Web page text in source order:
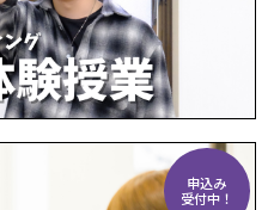
申込み
受付中！